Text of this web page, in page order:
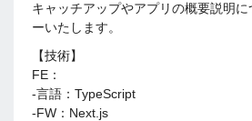
キャッチアップやアプリの概要説明
ーいたします。
【技術】
FE：
-言語：TypeScript
-FW：Next.js